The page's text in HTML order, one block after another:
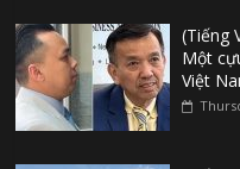
(Tiếng
Một
Việt